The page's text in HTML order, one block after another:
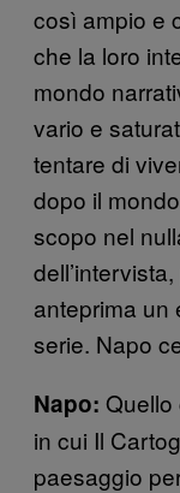
così ampio e
che la loro
mondo
vario e
tentare di
dopo il
scopo nel
anteprima un
serie. Napo
Napo: Quello
in cui Il
paesaggio